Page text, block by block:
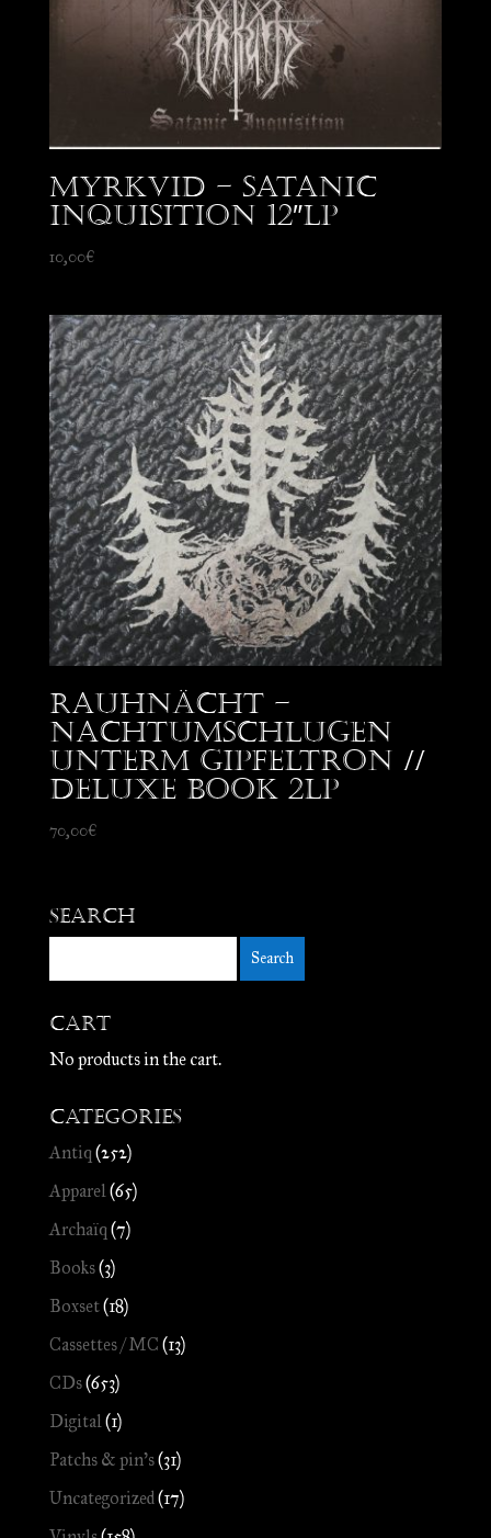
Myrkvid – Satanic
Inquisition 12″LP
10,00€
Rauhnächt –
Nachtumschlugen
Unterm Gipfeltron //
Deluxe Book 2LP
70,00€
Search
Cart
No products in the cart.
Categories
Antiq (252)
Apparel(65)
Archaïq (7)
Books(3)
Boxset(18)
Cassettes / MC (13)
CDs(653)
Digital(1)
Patchs & pin's(31)
Uncategorized(17)